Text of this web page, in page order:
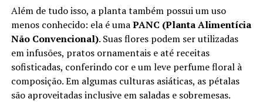
Além de tudo isso, a planta também possui um uso
menos conhecido: ela é umaPANC (Planta Alimentícia
Não Convencional). Suas flores podem ser utilizadas
em infusões, pratos ornamentais e até receitas
sofisticadas, conferindo cor e um leve perfume floral à
composição. Em algumas culturas asiáticas, as pétalas
são aproveitadas inclusive em saladas e sobremesas.